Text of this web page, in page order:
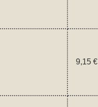
9,15 €